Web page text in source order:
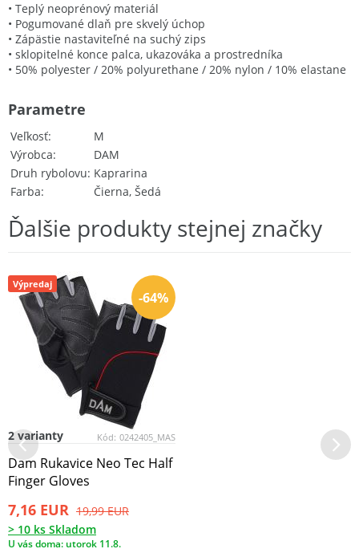
• Teplý neoprénový materiál
• Pogumované dlaň pre skvelý úchop
• Zápästie nastaviteľné na suchý zips
• sklopitelné konce palca, ukazováka a prostredníka
• 50% polyester / 20% polyurethane / 20% nylon / 10% elastane
Veľkosť
M
Výrobca
DAM
Druh rybolovu Kaprarina
Farba
Čierna, Šedá
Parametre
Ďalšie produkty stejnej značky
-64%
Výpredaj
Kód: 0242405_MAS
2 varianty
Dam Rukavice Neo Tec Half
Finger Gloves
7,16 EUR 19,99 EUR
> 10 ks Skladom
U vás doma: utorok 11.8.